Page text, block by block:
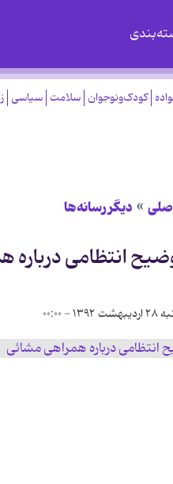
کودک‌ونوجوان سلامت سیاسی
دیگر رسانه‌ها
انتظامی
- ۰۰:۰۰